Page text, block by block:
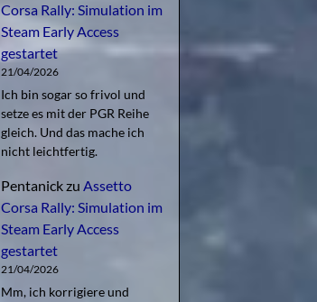
Corsa Rally: Simulation im
Steam Early Access
gestartet
21/04/2026
Ich bin sogar so frivol und
setze es mit der PGR Reihe
gleich. Und das mache ich
nicht leichtfertig.
Pentanickzu Assetto
Corsa Rally: Simulation im
Steam Early Access
gestartet
21/04/2026
Mm, ich korrigiere und